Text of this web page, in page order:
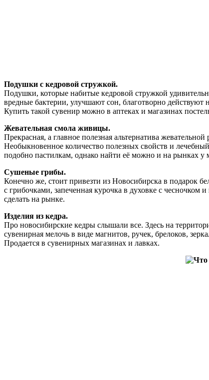
Подушки с кедровой стружкой.
Подушки, которые набитые кедровой стружкой
вредные бактерии, улучшают сон, благотворно
Купить такой сувенир можно в аптеках и магазинах
Жевательная смола живицы.
Прекрасная, а главное полезная альтернатива
Необыкновенное количество полезных свойств и
подобно пастилкам, однако найти её можно и на рынках
Сушеные грибы.
Конечно же, стоит привезти из Новосибирска в подарок
с грибочками, запеченная курочка в духовке с
сделать на рынке.
Изделия из кедра.
Про новосибирские кедры слышали все. Здесь на
сувенирная мелочь в виде магнитов, ручек, брелоков,
Продается в сувенирных магазинах и лавках.